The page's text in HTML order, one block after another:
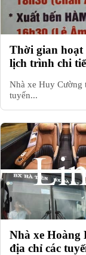
Thời gian hoạt
lịch trình chi
Nhà xe Huy Cường
tuyến...
Nhà xe
địa chỉ các